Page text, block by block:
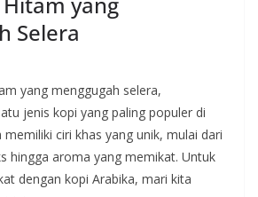
Selera
yang menggugah selera,
jenis kopi yang paling populer di
memiliki ciri khas yang unik, mulai dari
hingga aroma yang memikat. Untuk
dengan kopi Arabika, mari kita